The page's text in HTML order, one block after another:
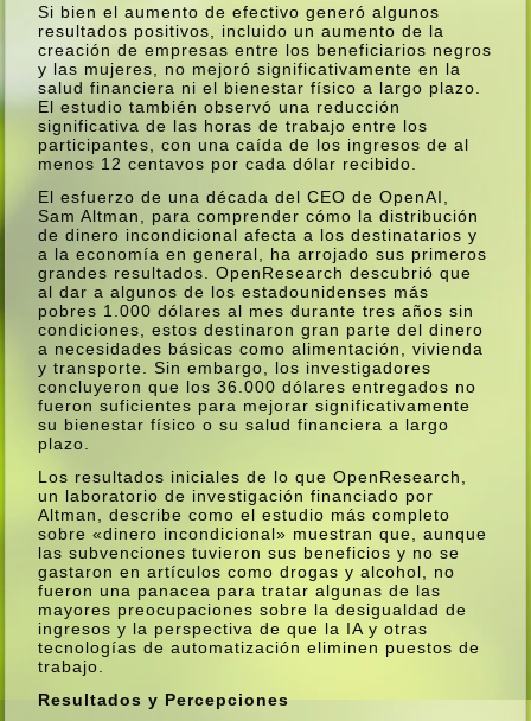
Si bien el aumento de efectivo generó algunos
resultados positivos, incluido un aumento de la
creación de empresas entre los beneficiarios negros
y las mujeres, no mejoró significativamente en la
salud financiera ni el bienestar fí­sico a largo plazo.
El estudio también observó una reducción
significativa de las horas de trabajo entre los
participantes, con una caí­da de los ingresos de al
menos 12 centavos por cada dólar recibido.
El esfuerzo de una década del CEO de OpenAI,
Sam Altman, para comprender cómo la distribución
de dinero incondicional afecta a los destinatarios y
a la economí­a en general, ha arrojado sus primeros
grandes resultados. OpenResearch descubrió que
al dar a algunos de los estadounidenses más
pobres 1.000 dólares al mes durante tres años sin
condiciones, estos destinaron gran parte del dinero
a necesidades básicas como alimentación, vivienda
y transporte. Sin embargo, los investigadores
concluyeron que los 36.000 dólares entregados no
fueron suficientes para mejorar significativamente
su bienestar fí­sico o su salud financiera a largo
plazo.
Los resultados iniciales de lo que OpenResearch,
un laboratorio de investigación financiado por
Altman, describe como el estudio más completo
sobre «dinero incondicional» muestran que, aunque
las subvenciones tuvieron sus beneficios y no se
gastaron en artí­culos como drogas y alcohol, no
fueron una panacea para tratar algunas de las
mayores preocupaciones sobre la desigualdad de
ingresos y la perspectiva de que la IA y otras
tecnologí­as de automatización eliminen puestos de
trabajo.
Resultados y Percepciones